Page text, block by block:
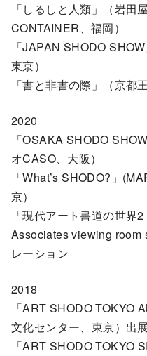
「しるしと人類」（岩田
CONTAINER、福岡）
「JAPAN SHODO
東京）
「書と非書の際」（京都
2020
「OSAKA SHODO
オCASO、大阪）
「What’s SHODO?」
京）
「現代アート書道の世
Associates viewing room
レーション
2018
「ART SHODO TOKYO
文化センター、東京）出
「ART SHODO TOKYO